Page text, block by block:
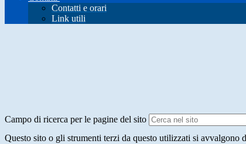
Contatti e orari
Link utili
Campo di ricerca per le pagine del sito
Questo sito o gli strumenti terzi da questo utilizzati si